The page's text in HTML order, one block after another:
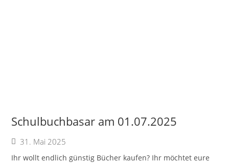
Schulbuchbasar am 01.07.2025
31. Mai 2025
Ihr wollt endlich günstig Bücher kaufen? Ihr möchtet eure